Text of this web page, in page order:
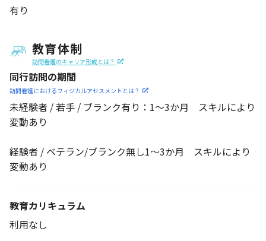
有り
教育体制
訪問看護のキャリア形成とは？
同行訪問の期間
訪問看護におけるフィジカルアセスメントとは？
未経験者 / 若手 / ブランク有り：1～3か月 スキルにより
変動あり
経験者 / ベテラン/ブランク無し1～3か月 スキルにより
変動あり
教育カリキュラム
利用なし